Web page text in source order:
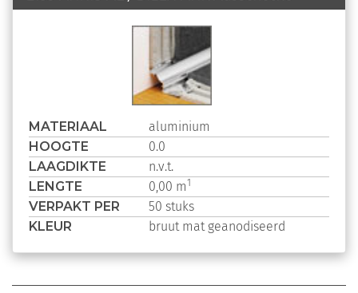
MATERIAAL aluminium
HOOGTE 0.0
LAAGDIKTE n.v.t.
LENGTE 0,00 m1
VERPAKT PER 50 stuks
KLEUR bruut mat geanodiseerd